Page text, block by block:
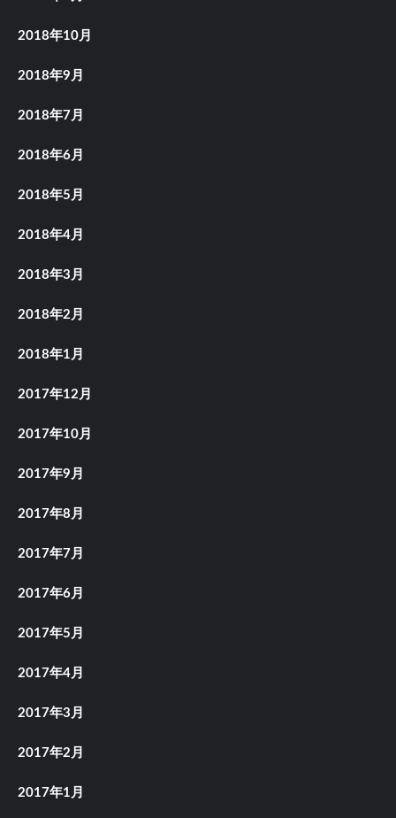
2018年10月
2018年9月
2018年7月
2018年6月
2018年5月
2018年4月
2018年3月
2018年2月
2018年1月
2017年12月
2017年10月
2017年9月
2017年8月
2017年7月
2017年6月
2017年5月
2017年4月
2017年3月
2017年2月
2017年1月